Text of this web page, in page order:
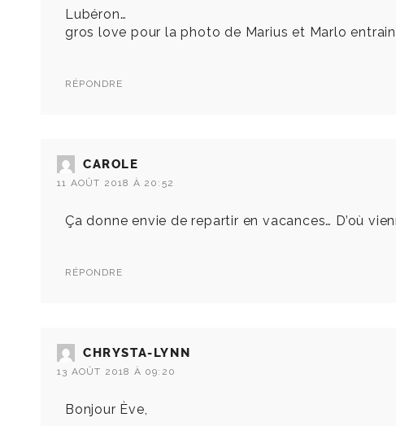
Lubéron…
gros love pour la photo de Marius et Marlo
RÉPONDRE
CAROLE
11 AOÛT 2018 À 20:52
Ça donne envie de repartir en vacances… D’où
RÉPONDRE
CHRYSTA-LYNN
13 AOÛT 2018 À 09:20
Bonjour Ève,